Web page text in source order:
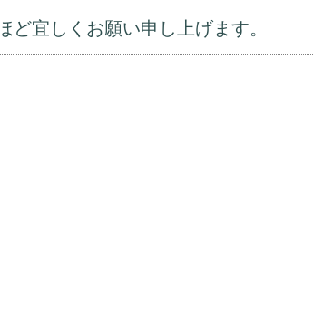
宜しくお願い申し上げます。